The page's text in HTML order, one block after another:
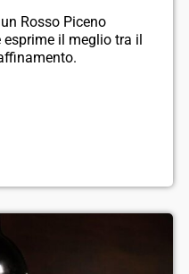
Rosso Piceno
il meglio tra il